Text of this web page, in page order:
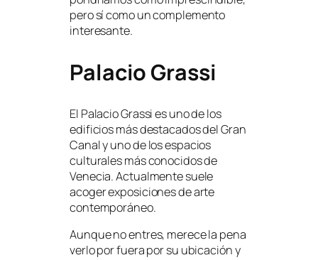
pero sí como un complemento
interesante.
Palacio Grassi
El Palacio Grassi es uno de los
edificios más destacados del Gran
Canal y uno de los espacios
culturales más conocidos de
Venecia. Actualmente suele
acoger exposiciones de arte
contemporáneo.
Aunque no entres, merece la pena
verlo por fuera por su ubicación y